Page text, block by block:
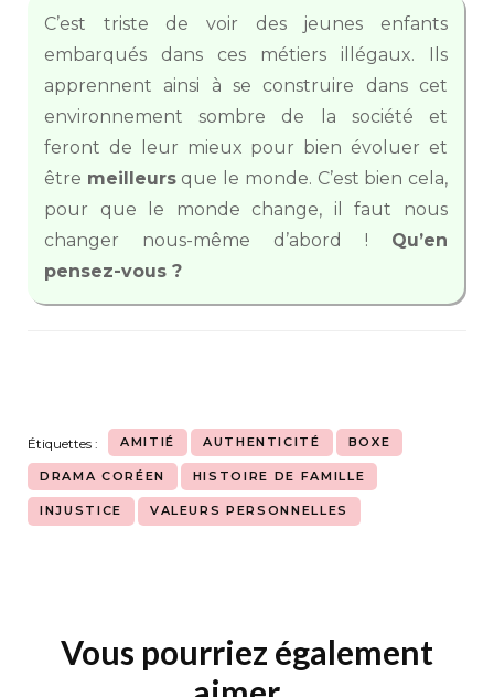
C’est triste de voir des jeunes enfants
embarqués dans ces métiers illégaux. Ils
apprennent ainsi à se construire dans cet
environnement sombre de la société et
feront de leur mieux pour bien évoluer et
être meilleursque le monde. C’est bien cela,
pour que le monde change, il faut nous
changer nous-même d’abord ! Qu’en
pensez-vous ?
Étiquettes : AMITIÉ AUTHENTICITÉ BOXE
DRAMA CORÉEN HISTOIRE DE FAMILLE
INJUSTICE VALEURS PERSONNELLES
Navigation
Vous pourriez également